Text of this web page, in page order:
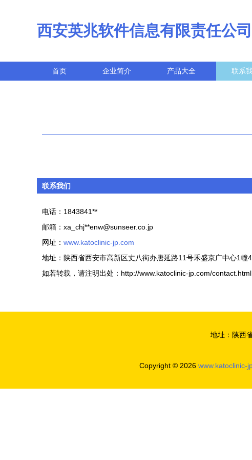
西安英兆软件信息有限责任公司
首页 企业简介 产品大全 联系
联系我们
电话：1843841**
邮箱：xa_chj**enw@sunseer.co.jp
网址： www.katoclinic-jp.com
地址：陕西省西安市高新区丈八街办唐延路11号禾盛京广中心1幢
如若转载，请注明出处：http://www.katoclinic-jp.com/contact.html
地址：陕西
Copyright © 2026 www.katoclinic-